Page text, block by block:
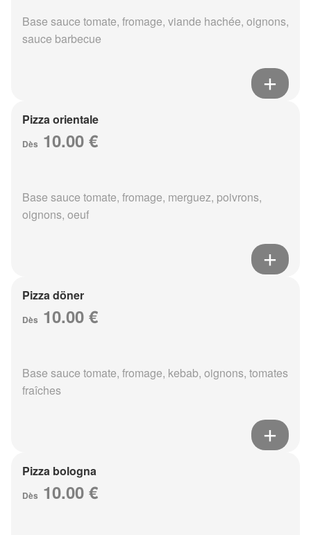
Base sauce tomate, fromage, viande hachée, oignons,
sauce barbecue
Pizza orientale
Dès 10.00 €
Base sauce tomate, fromage, merguez, poivrons,
oignons, oeuf
Pizza döner
Dès 10.00 €
Base sauce tomate, fromage, kebab, oignons, tomates
fraîches
Pizza bologna
Dès 10.00 €